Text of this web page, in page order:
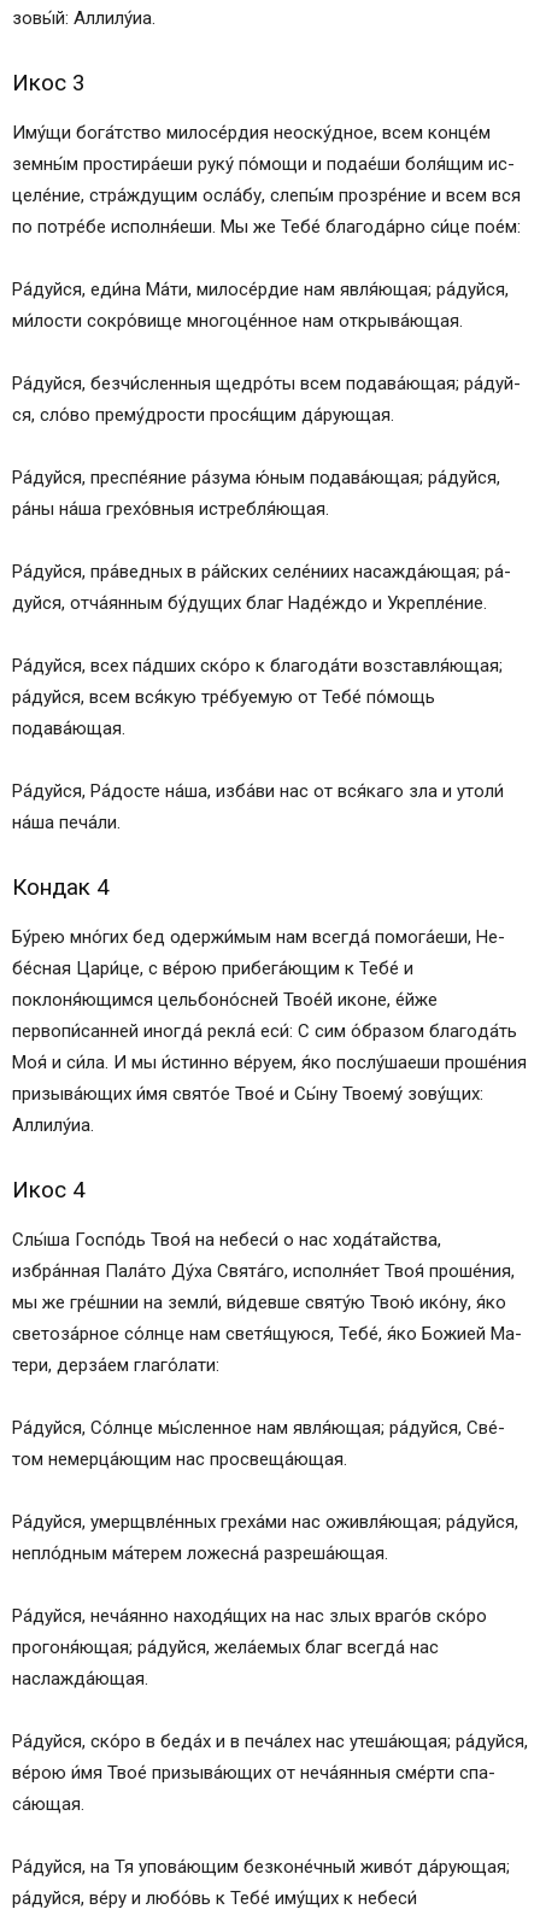
зо­вы́й: Алли­лу́иа.
Икос 3
Иму́­щи бо­га́т­ство ми­ло­се́р­дия не­ос­ку́д­ное, всем конце́м
земны́м простира́еши ру­ку́ по́­мо­щи и подае́ши боля́щим ис­
це­ле́­ние, стра́­жду­щим осла́бу, сле­пы́м про­зре́­ние и всем вся
по потре́бе исполня́еши. Мы же Те­бе́ бла­го­да́р­но си́­це по­е́м:
Ра́­дуй­ся, еди́на Ма́­ти, ми­ло­се́р­дие нам яв­ля́ю­щая; ра́­дуй­ся,
ми́­лос­ти со­кро́­ви­ще мно­го­це́н­ное нам от­кры­ва́ю­щая.
Ра́­дуй­ся, безчи́сленныя щед­ро́­ты всем подава́ющая; ра́­дуй­
ся, сло́­во пре­му́д­ро­сти про­ся́­щим да́­рую­щая.
Ра́­дуй­ся, пре­спе́­яние ра́­зу­ма ю́ным подава́ющая; ра́­дуй­ся,
ра́­ны на́­ша гре­хо́в­ныя истребля́ющая.
Ра́­дуй­ся, пра́­вед­ных в ра́йс­ких селе́ниих насажда́ющая; ра́­
дуй­ся, отча́янным бу́дущих благ На­де́ж­до и Укреп­ле́­ние.
Ра́­дуй­ся, всех па́дших ско́ро к бла­го­да́­ти возставля́ющая;
ра́­дуй­ся, всем вся́­кую тре́буемую от Те­бе́ по́­мощь
подава́ющая.
Ра́­дуй­ся, Ра́­дос­те на́­ша, из­ба́­ви нас от вся́­ка­го зла и утоли́
на́­ша пе­ча́­ли.
Кондак 4
Бу́­рею мно́гих бед одержи́мым нам всег­да́ по­мо­га́е­ши, Не­
бе́с­ная Ца­ри́­це, с ве́­рою при­бе­га́ю­щим к Те­бе́ и
поклоня́ющимся цель­бо­но́с­ней Тво­е́й ико­не, е́йже
первопи́санней иногда́ рекла́ еси́: С сим о́б­ра­зом бла­го­да́ть
Моя́ и си́­ла. И мы и́стинно ве́­ру­ем, я́ко послу́шаеши про­ше́­ния
при­зы­ва́ю­щих и́мя свято́е Твое́ и Сы́­ну Тво­ему́ зо­ву́­щих:
Алли­лу́иа.
Икос 4
Слы́­ша Гос­по́дь Твоя́ на не­бе­си́ о нас хода́тайства,
избра́нная Па­ла́­то Ду́­ха Свя­та́­го, исполня́ет Твоя́ про­ше́­ния,
мы же гре́ш­нии на зем­ли́, ви́­дев­ше свя­ту́ю Твою́ ико́­ну, я́ко
светоза́рное со́лн­це нам светя́щуюся, Те­бе́, я́ко Бо­жией Ма­
те­ри, дерза́ем гла­го́­ла­ти:
Ра́­дуй­ся, Со́лн­це мы́сленное нам яв­ля́ю­щая; ра́­дуй­ся, Све́­
том не­мер­ца́ю­щим нас про­све­ща́ю­щая.
Ра́­дуй­ся, умерщвле́нных греха́ми нас ожив­ля́ю­щая; ра́­дуй­ся,
непло́дным ма́терем ложесна́ разреша́ющая.
Ра́­дуй­ся, неча́янно на­ходя́­щих на нас злых вра­го́в ско́ро
про­го­ня́ю­щая; ра́­дуй­ся, жела́емых благ всег­да́ нас
наслажда́ющая.
Ра́­дуй­ся, ско́ро в бе­да́х и в пе­ча́­лех нас утеша́ющая; ра́­дуй­ся,
ве́­рою и́мя Твое́ при­зы­ва́ю­щих от неча́янныя сме́р­ти спа­
са́ю­щая.
Ра́­дуй­ся, на Тя упова́ющим безконе́чный жи­во́т да́­рую­щая;
ра́­дуй­ся, ве́­ру и лю­бо́вь к Те­бе́ иму́­щих к не­бе­си́